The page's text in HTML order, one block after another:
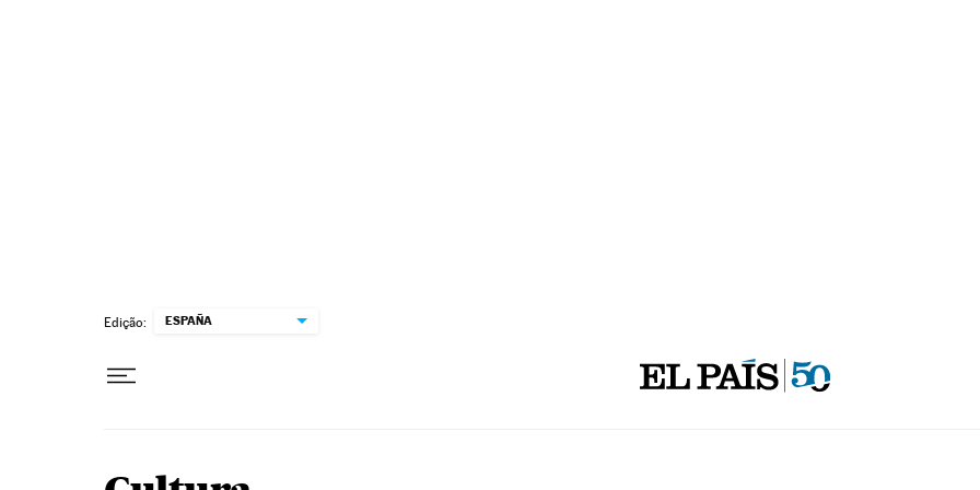
Edição: ESPAÑA